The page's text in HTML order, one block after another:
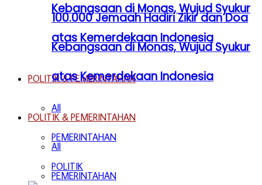
Kebangsaan di Monas, Wujud Syukur
atas Kemerdekaan Indonesia
POLITIK & PEMERINTAHAN
All
PEMERINTAHAN
POLITIK
100.000 Jemaah Hadiri Zikir dan Doa
Kebangsaan di Monas, Wujud Syukur
atas Kemerdekaan Indonesia
POLITIK & PEMERINTAHAN
All
PEMERINTAHAN